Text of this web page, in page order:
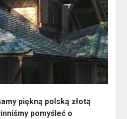
piękną polską złotą
pomyśleć o